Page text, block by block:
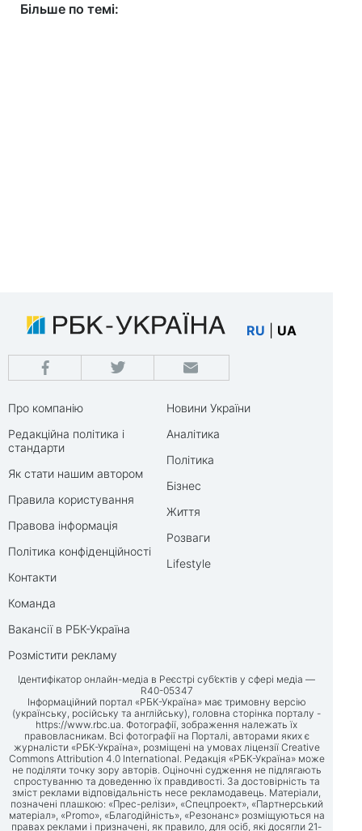
Більше по темі:
RU UA
Про компанію
Редакційна політика і
стандарти
Як стати нашим автором
Правила користування
Правова інформація
Політика конфіденційності
Контакти
Команда
Вакансії в РБК-Україна
Розмістити рекламу
Новини України
Аналітика
Політика
Бізнес
Життя
Розваги
Lifestyle
Ідентифікатор онлайн-медіа в Реєстрі суб’єктів у сфері медіа —
R40-05347
Інформаційний портал «РБК-Україна» має тримовну версію
(українську, російську та англійську), головна сторінка порталу -
https://www.rbc.ua. Фотографії, зображення належать їх
правовласникам. Всі фотографії на Порталі, авторами яких є
журналісти «РБК-Україна», розміщені на умовах ліцензії Creative
Commons Attribution 4.0 International. Редакція «РБК-Україна» може
не поділяти точку зору авторів. Оціночні судження не підлягають
спростуванню та доведенню їх правдивості. За достовірність та
зміст реклами відповідальність несе рекламодавець. Матеріали,
позначені плашкою: «Прес-релізи», «Спецпроект», «Партнерський
матеріал», «Promo», «Благодійність», «Резонанс» розміщуються на
правах реклами і призначені, як правило, для осіб, які досягли 21-